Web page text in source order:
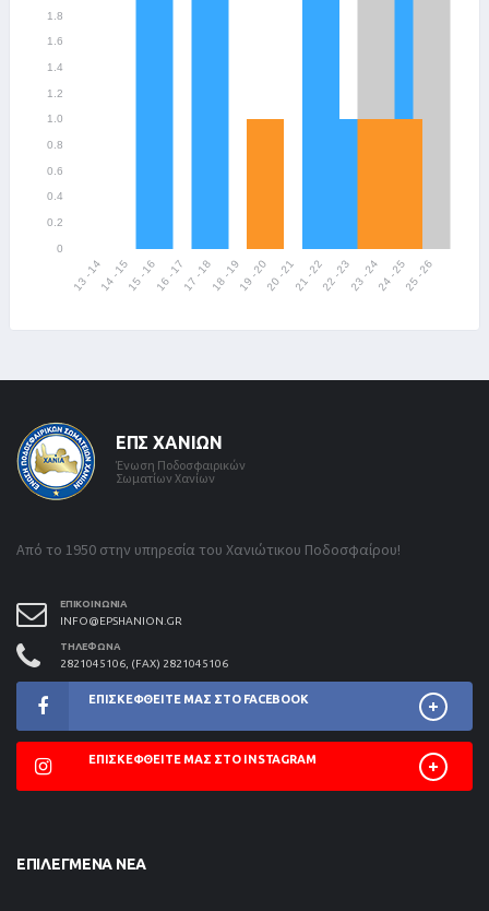
ΕΠΣ ΧΑΝΊΩΝ
Ένωση Ποδοσφαιρικών
Σωματίων Χανίων
Από το 1950 στην υπηρεσία του Χανιώτικου Ποδοσφαίρου!
ΕΠΙΚΟΙΝΩΝΊΑ
INFO@EPSHANION.GR
ΤΗΛΈΦΩΝΑ
2821045106, (FAX) 2821045106
ΕΠΙΣΚΕΦΘΕΊΤΕ ΜΑΣ ΣΤΟ FACEBOOK
ΕΠΙΣΚΕΦΘΕΊΤΕ ΜΑΣ ΣΤΟ INSTAGRAM
ΕΠΙΛΕΓΜΈΝΑ ΝΈΑ